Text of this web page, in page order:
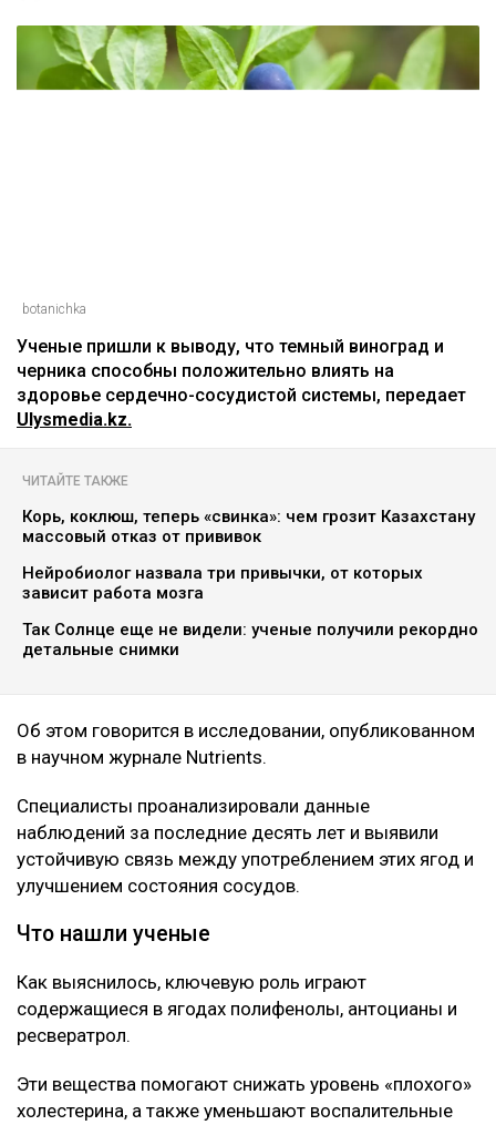
botanichka
Ученые пришли к выводу, что темный виноград и
черника способны положительно влиять на
здоровье сердечно-сосудистой системы, передает
Ulysmedia.kz.
ЧИТАЙТЕ ТАКЖЕ
Корь, коклюш, теперь «свинка»: чем грозит Казахстану
массовый отказ от прививок
Нейробиолог назвала три привычки, от которых
зависит работа мозга
Так Солнце еще не видели: ученые получили рекордно
детальные снимки
Об этом говорится в исследовании, опубликованном
в научном журнале Nutrients.
Специалисты проанализировали данные
наблюдений за последние десять лет и выявили
устойчивую связь между употреблением этих ягод и
улучшением состояния сосудов.
Что нашли ученые
Как выяснилось, ключевую роль играют
содержащиеся в ягодах полифенолы, антоцианы и
ресвератрол.
Эти вещества помогают снижать уровень «плохого»
холестерина, а также уменьшают воспалительные